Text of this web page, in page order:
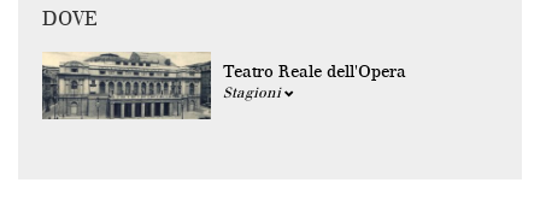
DOVE
Teatro Reale dell'Opera
Stagioni